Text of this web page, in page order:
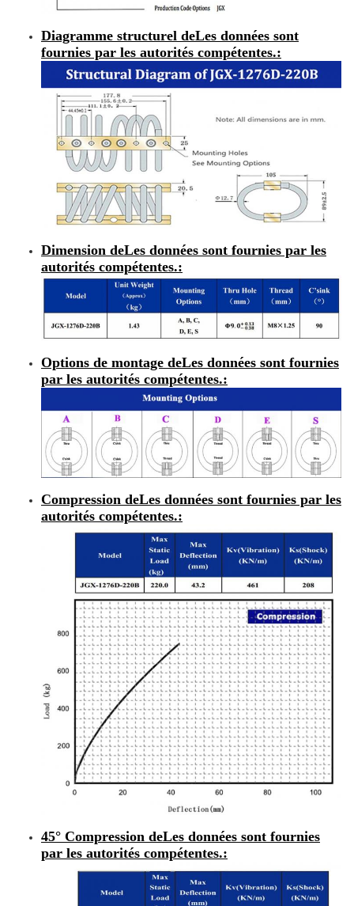
Diagramme structurel deLes données sont
fournies par les autorités compétentes.:
Dimension deLes données sont fournies par les
autorités compétentes.:
Options de montage deLes données sont fournies
par les autorités compétentes.:
Compression deLes données sont fournies par les
autorités compétentes.:
45° Compression deLes données sont fournies
par les autorités compétentes.: